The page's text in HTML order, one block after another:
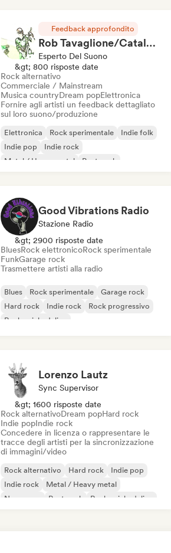
Feedback approfondito
Rob Tavaglione/Catalyst Recording
Esperto Del Suono
&gt; 800 risposte date
Rock alternativo
Commerciale / Mainstream
Musica countryDream popElettronica
Fornire agli artisti un feedback dettagliato
sul loro suono/produzione
Elettronica Rock sperimentale
Indie folk
Indie pop
Indie rock
Metal / Heavy metal
Post punk
Good Vibrations Radio
Stazione Radio
&gt; 2900 risposte date
BluesRock elettronicoRock sperimentale
FunkGarage rock
Trasmettere artisti alla radio
Blues Rock sperimentale
Garage rock
Hard rock
Indie rock
Rock progressivo
Rock psichedelico
Lorenzo Lautz
Sync Supervisor
&gt; 1600 risposte date
Rock alternativoDream popHard rock
Indie popIndie rock
Concedere in licenza o rappresentare le
tracce degli artisti per la sincronizzazione
di immagini/video
Rock alternativo Hard rock
Indie pop
Indie rock
Metal / Heavy metal
New wave
Post punk Rock psichedelico